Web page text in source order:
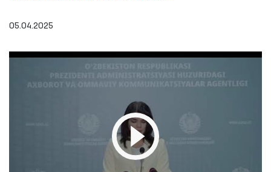
05.04.2025